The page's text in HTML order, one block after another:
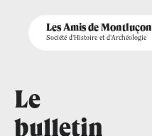
Les Amis de Montluçon
Société d'Histoire et d'Archéologie
Le
bulletin